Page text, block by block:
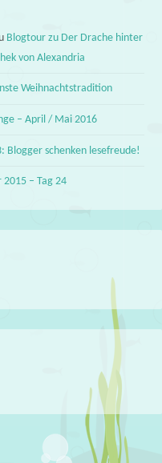
Blogtour zu Der Drache hinter
von Alexandria
Weihnachtstradition
– April / Mai 2016
Blogger schenken lesefreude!
– Tag 24